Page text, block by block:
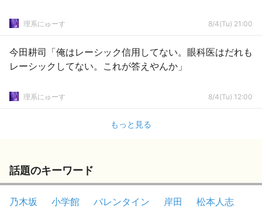
理系にゅーす 8/4(Tu) 21:00
今田耕司「俺はレーシック信用してない。眼科医はだれも
レーシックしてない。これが答えやんか」
理系にゅーす 8/4(Tu) 12:00
もっと見る
話題のキーワード
乃木坂 小学館 バレンタイン 岸田
松本人志